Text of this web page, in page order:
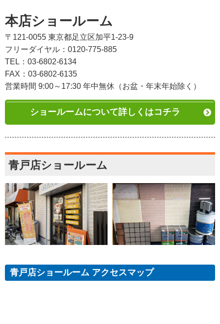
本店ショールーム
〒121-0055 東京都足立区加平1-23-9
フリーダイヤル：0120-775-885
TEL：03-6802-6134
FAX：03-6802-6135
営業時間 9:00～17:30 年中無休（お盆・年末年始除く）
ショールームについて詳しくはコチラ
青戸店ショールーム
青戸店ショールーム アクセスマップ